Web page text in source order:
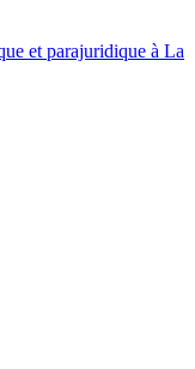
et parajuridique à La